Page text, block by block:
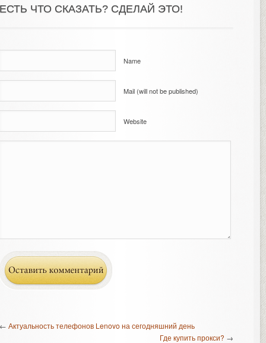
ЧТО СКАЗАТЬ? СДЕЛАЙ ЭТО!
Name
Mail (will not be published)
Website
Актуальность телефонов Lenovo на сегодняшний день
Где купить прокси? →